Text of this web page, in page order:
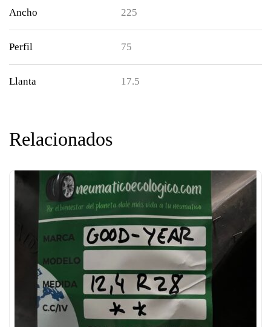
Ancho 225
Perfil 75
Llanta 17.5
Relacionados